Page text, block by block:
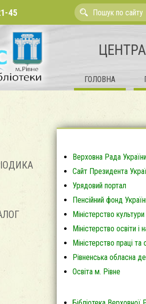
45
ГОЛОВНА
Верховна Рада
Сайт Президента
Урядовий портал
Пенсійний фонд
Міністерство
Міністерство освіти і
Міністерство праці та
Рівненська обласна
Освіта м. Рівне